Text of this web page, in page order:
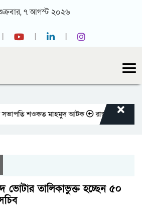
৭আগস্ট ২০২৬
সভাপতি শওকত মাহমুদ আটক রাজবাড়ীতে বীর
ভোটার তালিকাভুক্ত হচ্ছেন ৫০